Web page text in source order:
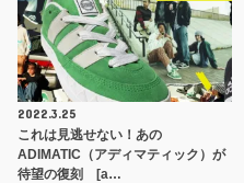
2022.3.25
これは見逃せない！あの
ADIMATIC（アディマティック）が
待望の復刻 [a…